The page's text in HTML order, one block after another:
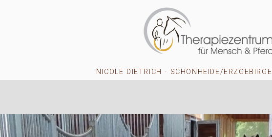
NICOLE DIETRICH - SCHÖNHEIDE/ERZGEBIRGE